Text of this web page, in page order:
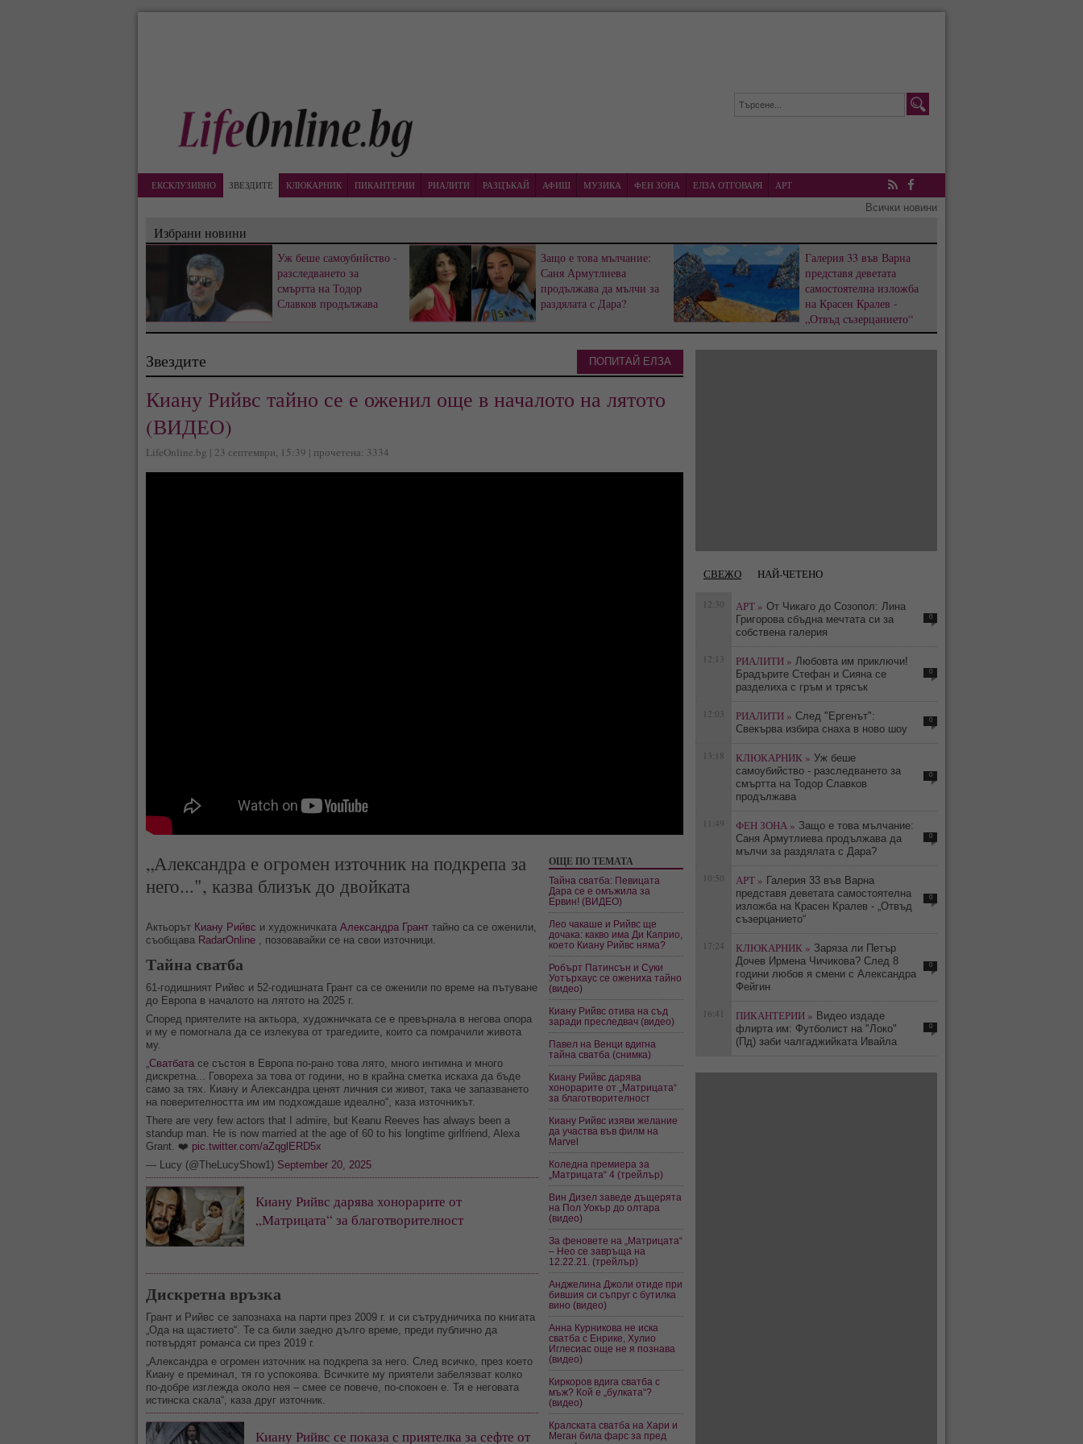
ЕКСКЛУЗИВНО ЗВЕЗДИТЕ КЛЮКАРНИК ПИКАНТЕРИИ РИАЛИТИ РАЗЦЪКАЙ АФИШ МУЗИКА ФЕН ЗОНА ЕЛЗА ОТГОВАРЯ
АРТ
RSS Facebook
Всички новини
Избрани новини
Уж беше самоубийство -
разследването за
смъртта на Тодор
Славков продължава
Защо е това мълчание:
Саня Армутлиева
продължава да мълчи за
раздялата с Дара?
Галерия 33 във Варна
представя деветата
самостоятелна изложба
на Красен Кралев -
„Отвъд съзерцанието“
Звездите
Киану Рийвс тайно се е оженил още в началото на лятото
(ВИДЕО)
LifeOnline.bg | 23 септември, 15:39 | прочетена: 3334
„Александра е огромен източник на подкрепа за
него...", казва близък до двойката
Актьорът Киану Рийвс и художничката Александра Грант тайно са се оженили,
съобщава RadarOnline , позовавайки се на свои източници.
Тайна сватба
61-годишният Рийвс и 52-годишната Грант са се оженили по време на пътуване
до Европа в началото на лятото на 2025 г.
Според приятелите на актьора, художничката се е превърнала в негова опора
и му е помогнала да се излекува от трагедиите, които са помрачили живота
му.
„Сватбата се състоя в Европа по-рано това лято, много интимна и много
дискретна... Говореха за това от години, но в крайна сметка искаха да бъде
само за тях. Киану и Александра ценят личния си живот, така че запазването
на поверителността им им подхождаше идеално“, каза източникът.
There are very few actors that I admire, but Keanu Reeves has always been a
standup man. He is now married at the age of 60 to his longtime girlfriend, Alexa
Grant. ❤️ pic.twitter.com/aZqglERD5x
— Lucy (@TheLucyShow1) September 20, 2025
Киану Рийвс дарява хонорарите от
„Матрицата“ за благотворителност
Дискретна връзка
Грант и Рийвс се запознаха на парти през 2009 г. и си сътрудничиха по книгата
„Ода на щастието“. Те са били заедно дълго време, преди публично да
потвърдят романса си през 2019 г.
„Александра е огромен източник на подкрепа за него. След всичко, през което
Киану е преминал, тя го успокоява. Всичките му приятели забелязват колко
по-добре изглежда около нея – смее се повече, по-спокоен е. Тя е неговата
истинска скала“, каза друг източник.
Киану Рийвс се показа с приятелка за сефте от
ОЩЕ ПО ТЕМАТА
Тайна сватба: Певицата
Дара се е омъжила за
Ервин! (ВИДЕО)
Лео чакаше и Рийвс ще
дочака: какво има Ди Каприо,
което Киану Рийвс няма?
Робърт Патинсън и Суки
Уотърхаус се ожениха тайно
(видео)
Киану Рийвс отива на съд
заради преследвач (видео)
Павел на Венци вдигна
тайна сватба (снимка)
Киану Рийвс дарява
хонорарите от „Матрицата“
за благотворителност
Киану Рийвс изяви желание
да участва във филм на
Marvel
Коледна премиера за
„Матрицата“ 4 (трейлър)
Вин Дизел заведе дъщерята
на Пол Уокър до олтара
(видео)
За феновете на „Матрицата“
– Нео се завръща на
12.22.21. (трейлър)
Анджелина Джоли отиде при
бившия си съпруг с бутилка
вино (видео)
Анна Курникова не иска
сватба с Енрике, Хулио
Иглесиас още не я познава
(видео)
Киркоров вдига сватба с
мъж? Кой е „булката“?
(видео)
Кралската сватба на Хари и
Меган била фарс за пред
ПОПИТАЙ ЕЛЗА
СВЕЖО НАЙ-ЧЕТЕНО
12:30 АРТ » От Чикаго до Созопол: Лина
Григорова сбъдна мечтата си за
собствена галерия
0
12:13 РИАЛИТИ » Любовта им приключи!
Брадърите Стефан и Сияна се
разделиха с гръм и трясък
0
12:03 РИАЛИТИ » След "Ергенът":
Свекърва избира снаха в ново шоу
0
13:18 КЛЮКАРНИК » Уж беше
самоубийство - разследването за
смъртта на Тодор Славков
продължава
0
11:49 ФЕН ЗОНА » Защо е това мълчание:
Саня Армутлиева продължава да
мълчи за раздялата с Дара?
0
10:50 АРТ » Галерия 33 във Варна
представя деветата самостоятелна
изложба на Красен Кралев - „Отвъд
съзерцанието“
0
17:24 КЛЮКАРНИК » Заряза ли Петър
Дочев Ирмена Чичикова? След 8
години любов я смени с Александра
Фейгин
0
16:41 ПИКАНТЕРИИ » Видео издаде
флирта им: Футболист на "Локо"
(Пд) заби чалгаджийката Ивайла
0